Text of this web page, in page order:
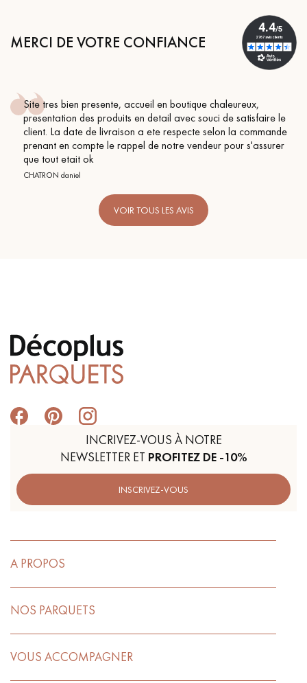
MERCI DE VOTRE CONFIANCE
Site tres bien presente, accueil en boutique chaleureux,
presentation des produits en detail avec souci de satisfaire le
client. La date de livraison a ete respecte selon la commande
prenant en compte le rappel de notre vendeur pour s'assurer
que tout etait ok
CHATRON daniel
VOIR TOUS LES AVIS
INCRIVEZ-VOUS À NOTRE
NEWSLETTER ET PROFITEZ DE -10%
INSCRIVEZ-VOUS
A PROPOS
NOS PARQUETS
VOUS ACCOMPAGNER